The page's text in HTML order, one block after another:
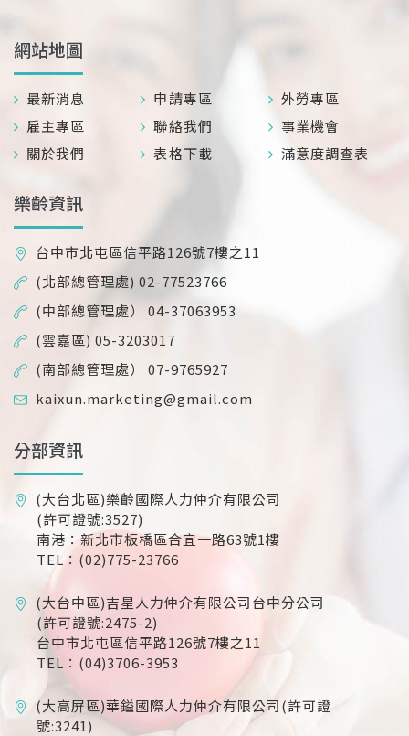
網站地圖
最新消息 申請專區
外勞專區
雇主專區
聯絡我們
事業機會
關於我們
表格下載 滿意度調查表
樂齡資訊
台中市北屯區信平路126號7樓之11
(北部總管理處) 02-77523766
(中部總管理處） 04-37063953
(雲嘉區) 05-3203017
(南部總管理處） 07-9765927
kaixun.marketing@gmail.com
分部資訊
(大台北區)樂齡國際人力仲介有限公司
(許可證號:3527)
南港：新北市板橋區合宜一路63號1樓
TEL：(02)775-23766
(大台中區)吉星人力仲介有限公司台中分公司
(許可證號:2475-2)
台中市北屯區信平路126號7樓之11
TEL：(04)3706-3953
(大高屏區)華鎰國際人力仲介有限公司(許可證
號:3241)